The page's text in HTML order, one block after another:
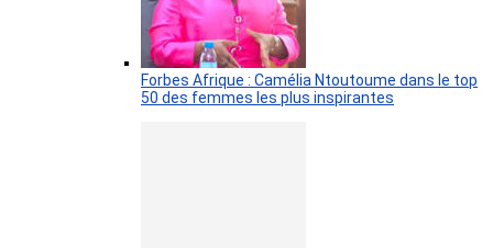
Forbes Afrique : Camélia Ntoutoume dans le top
50 des femmes les plus inspirantes